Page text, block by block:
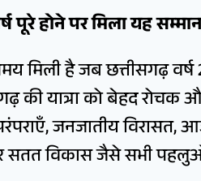
पूरे होने पर मिला यह सम्मान
मिली है जब छत्तीसगढ़
की यात्रा को बेहद
जनजातीय विरासत,
विकास जैसे सभी पहलुओं